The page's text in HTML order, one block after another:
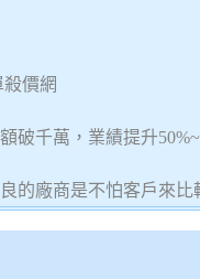
價網
破千萬，業績提升
的廠商是不怕客戶來